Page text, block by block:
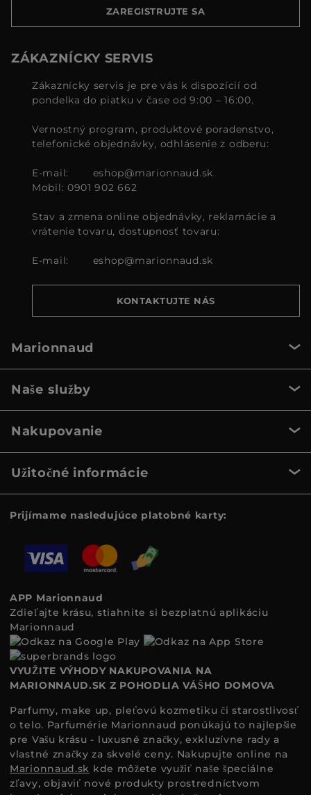
ZAREGISTRUJTE SA
ZÁKAZNÍCKY SERVIS
Zákaznícky servis je pre vás k dispozícií od
pondelka do piatku v čase od 9:00 – 16:00.
Vernostný program, produktové poradenstvo,
telefonické objednávky, odhlásenie z odberu:
E-mail:
eshop@marionnaud.sk
Mobil: 0901 902 662
Stav a zmena online objednávky, reklamácie a
vrátenie tovaru, dostupnosť tovaru:
E-mail: eshop@marionnaud.sk
KONTAKTUJTE NÁS
Marionnaud
Naše služby
Nakupovanie
Užitočné informácie
Prijímame nasledujúce platobné karty:
APP Marionnaud
Zdieľajte krásu, stiahnite si bezplatnú aplikáciu
Marionnaud
VYUŽITE VÝHODY NAKUPOVANIA NA
MARIONNAUD.SK Z POHODLIA VÁŠHO DOMOVA
Parfumy, make up, pleťovú kozmetiku či starostlivosť
o telo. Parfumérie Marionnaud ponúkajú to najlepšie
pre Vašu krásu - luxusné značky, exkluzívne rady a
vlastné značky za skvelé ceny. Nakupujte online na
Marionnaud.sk kde môžete využiť naše špeciálne
zľavy, objaviť nové produkty prostredníctvom